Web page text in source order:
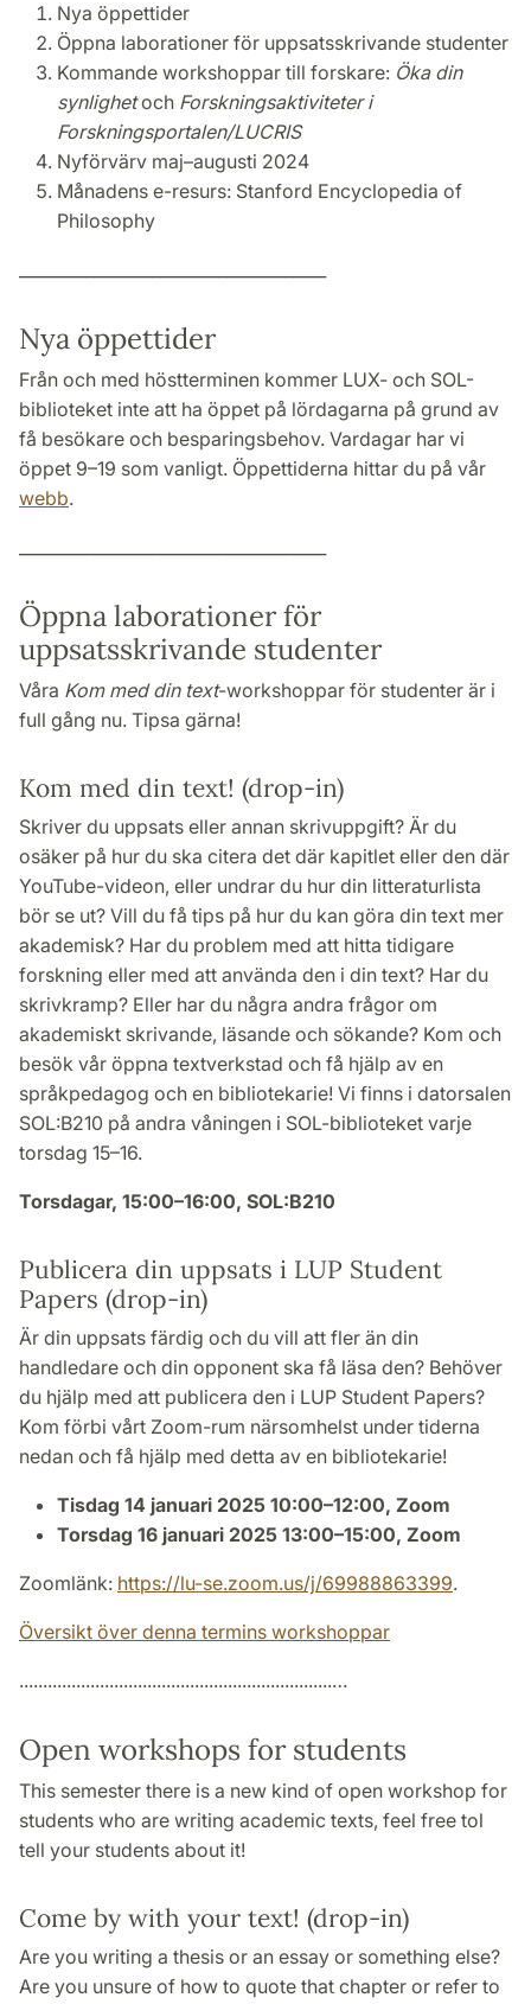
Nya öppettider
Öppna laborationer för uppsatsskrivande studenter
Kommande workshoppar till forskare: Öka din
synlighetoch Forskningsaktiviteter i
Forskningsportalen/LUCRIS
Nyförvärv maj–augusti 2024
Månadens e-resurs: Stanford Encyclopedia of
Philosophy
Nya öppettider
Från och med höstterminen kommer LUX- och SOL-
biblioteket inte att ha öppet på lördagarna på grund av
få besökare och besparingsbehov. Vardagar har vi
öppet 9–19 som vanligt. Öppettiderna hittar du på vår
webb.
Öppna laborationer för
uppsatsskrivande studenter
Våra Kom med din text-workshoppar för studenter är i
full gång nu. Tipsa gärna!
Kom med din text! (drop-in)
Skriver du uppsats eller annan skrivuppgift? Är du
osäker på hur du ska citera det där kapitlet eller den där
YouTube-videon, eller undrar du hur din litteraturlista
bör se ut? Vill du få tips på hur du kan göra din text mer
akademisk? Har du problem med att hitta tidigare
forskning eller med att använda den i din text? Har du
skrivkramp? Eller har du några andra frågor om
akademiskt skrivande, läsande och sökande? Kom och
besök vår öppna textverkstad och få hjälp av en
språkpedagog och en bibliotekarie! Vi finns i datorsalen
SOL:B210 på andra våningen i SOL-biblioteket varje
torsdag 15–16.
Torsdagar, 15:00–16:00, SOL:B210
Publicera din uppsats i LUP Student
Papers (drop-in)
Är din uppsats färdig och du vill att fler än din
handledare och din opponent ska få läsa den? Behöver
du hjälp med att publicera den i LUP Student Papers?
Kom förbi vårt Zoom-rum närsomhelst under tiderna
nedan och få hjälp med detta av en bibliotekarie!
Tisdag 14 januari 2025 10:00–12:00, Zoom
Torsdag 16 januari 2025 13:00–15:00, Zoom
Zoomlänk: https://lu-se.zoom.us/j/69988863399.
Översikt över denna termins workshoppar
..................................................................…
Open workshops for students
This semester there is a new kind of open workshop for
students who are writing academic texts, feel free tol
tell your students about it!
Come by with your text! (drop-in)
Are you writing a thesis or an essay or something else?
Are you unsure of how to quote that chapter or refer to